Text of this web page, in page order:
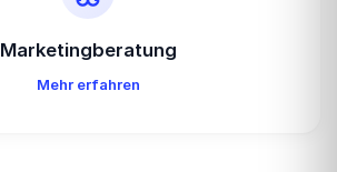
Marketingberatung
Mehr erfahren